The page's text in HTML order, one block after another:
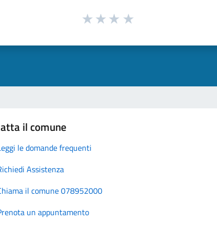
il comune
le domande frequenti
Assistenza
il comune 078952000
un appuntamento